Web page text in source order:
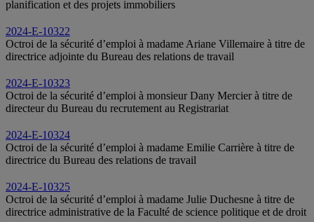
planification et des projets immobiliers
2024-E-10322
Octroi de la sécurité d’emploi à madame Ariane Villemaire à titre de
directrice adjointe du Bureau des relations de travail
2024-E-10323
Octroi de la sécurité d’emploi à monsieur Dany Mercier à titre de
directeur du Bureau du recrutement au Registrariat
2024-E-10324
Octroi de la sécurité d’emploi à madame Emilie Carrière à titre de
directrice du Bureau des relations de travail
2024-E-10325
Octroi de la sécurité d’emploi à madame Julie Duchesne à titre de
directrice administrative de la Faculté de science politique et de droit